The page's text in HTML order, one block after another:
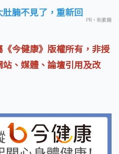
肚腩不見了，重新回
PR・新素簡
今健康》版權所有，非授
、媒體、論壇引用及改